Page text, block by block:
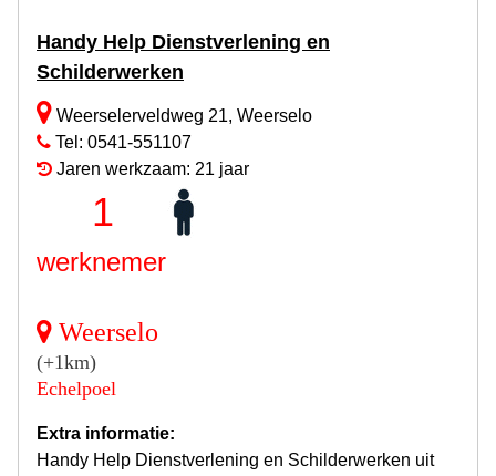
Handy Help Dienstverlening en
Schilderwerken
Weerselerveldweg 21, Weerselo
Tel: 0541-551107
Jaren werkzaam: 21 jaar
1
werknemer
Weerselo
(+1km)
Echelpoel
Extra informatie:
Handy Help Dienstverlening en Schilderwerken uit